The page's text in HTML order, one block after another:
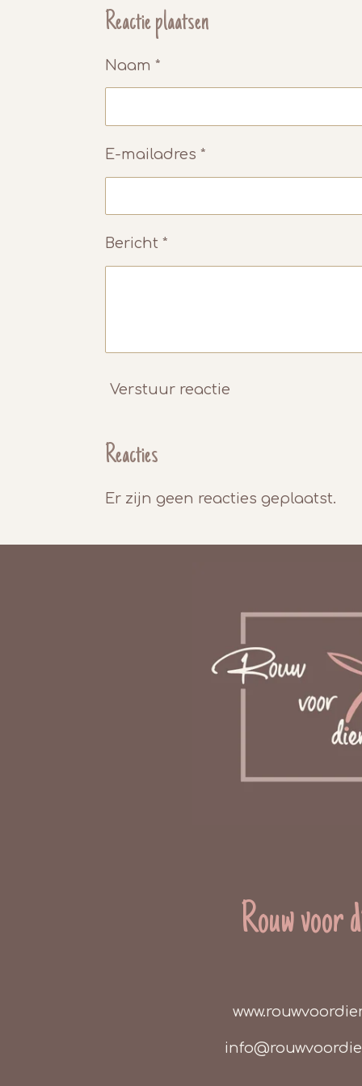
n
r
e
Reactie plaatsen
Naam *
E-mailadres *
Bericht *
Verstuur reactie
Reacties
Er zijn geen reacties geplaatst.
Rouw voor